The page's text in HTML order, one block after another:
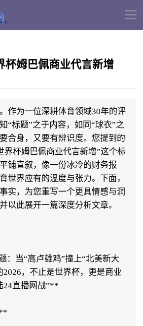
导
杯姆巴佩商业代言新增
作为一位深耕体育领域30年的评
“标题”之于内容，如同“球衣”之
合身，又要有辨识度。您提到的
界杯姆巴佩商业代言新增”这个标
铺直叙，像一份冰冷的财务报
世界应有的温度与张力。下面，
实，为您重写一个更具情感与洞
以此展开一篇深度分析文章。
：当“高卢雄鸡”撞上“北美新大
2026，不止是世界杯，更是商业
24直播网战”**